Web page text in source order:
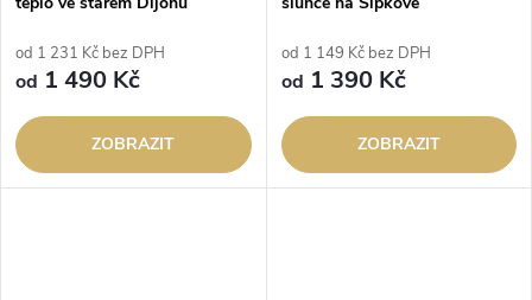
od 1 231 Kč bez DPH
od 1 490 Kč
ZOBRAZIT
od 1 149 Kč bez DPH
od 1 390 Kč
ZOBRAZIT